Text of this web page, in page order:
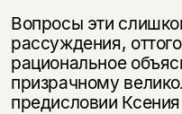
Вопросы эти
рассуждения,
рациональное
призрачному
предисловии